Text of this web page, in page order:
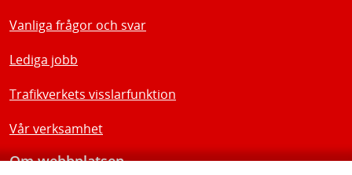
Vanliga frågor och svar
Lediga jobb
Trafikverkets visslarfunktion
Vår verksamhet
Om webbplatsen